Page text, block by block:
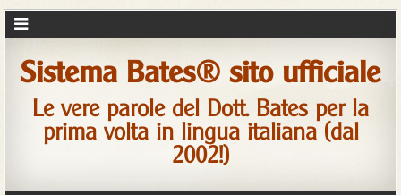
Sistema Bates® sito ufficiale
Le vere parole del Dott. Bates per la
prima volta in lingua italiana (dal
2002!)